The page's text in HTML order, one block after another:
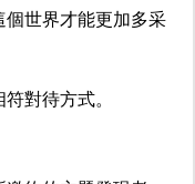
世界才能更加多采
對待方式。